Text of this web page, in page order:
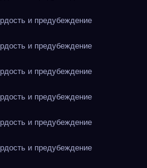
и предубеждение
и предубеждение
и предубеждение
и предубеждение
и предубеждение
и предубеждение